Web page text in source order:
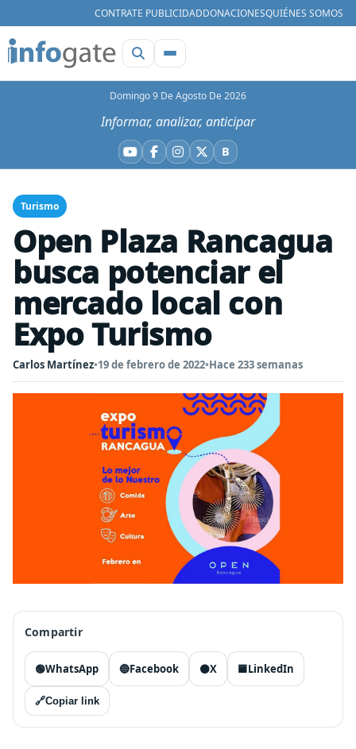
CONTRATE PUBLICIDADDONACIONESQUIÉNES SOMOS
Domingo 9 De Agosto De 2026
Informar, analizar, anticipar
YouTube
Facebook
Instagram
X BBluesky
Turismo
Open Plaza Rancagua
busca potenciar el
mercado local con
Expo Turismo
Carlos Martínez•19 de febrero de 2022•Hace 233 semanas
Compartir
🟢WhatsApp 🔵Facebook ⚫X 🟦LinkedIn
🔗Copiar link